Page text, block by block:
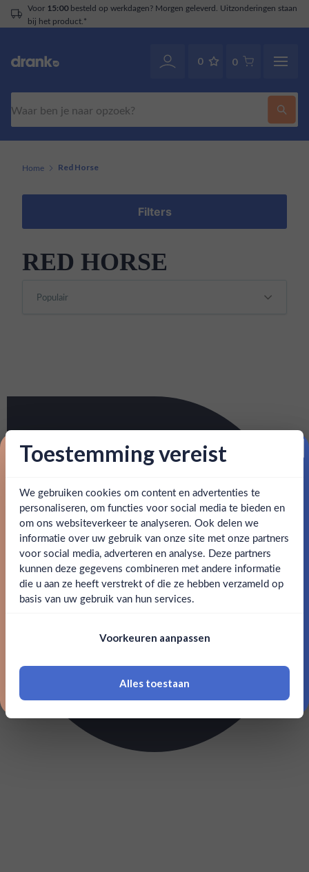
Voor 15:00besteld op werkdagen? Morgen geleverd. Uitzonderingen staan
bij het product.*
0 0
Ben jij 18 jaar of ouder?
Ja Nee
18 jaar of ouder zijn
Home Red Horse
Filters
RED HORSE
Toestemming vereist
We gebruiken cookies om content en advertenties te
personaliseren, om functies voor social media te bieden en
om ons websiteverkeer te analyseren. Ook delen we
informatie over uw gebruik van onze site met onze partners
voor social media, adverteren en analyse. Deze partners
kunnen deze gegevens combineren met andere informatie
die u aan ze heeft verstrekt of die ze hebben verzameld op
basis van uw gebruik van hun services.
Voorkeuren aanpassen
Alles toestaan
Proost op je eerste korting!
Schrijf je in en ontvang direct 5% korting op je eerste
bestelling.
Email
Claim mijn korting